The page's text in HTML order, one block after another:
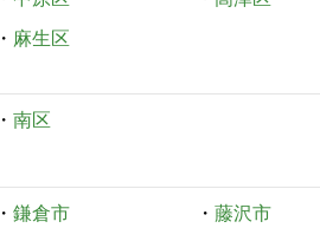
・ 麻生区
・ 南区
・ 鎌倉市 ・ 藤沢市